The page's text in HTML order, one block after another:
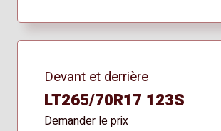
Devant et derrière
LT265/70R17 123S
Demander le prix